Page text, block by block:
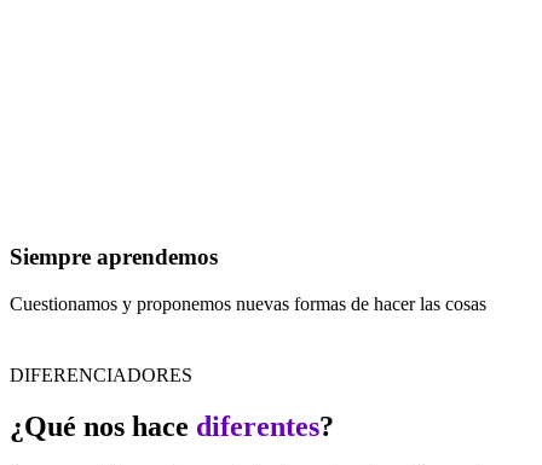
Siempre aprendemos
Cuestionamos y proponemos nuevas formas de hacer las cosas
DIFERENCIADORES
¿Qué nos hace diferentes?